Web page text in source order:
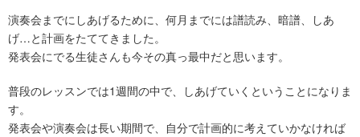
演奏会までにしあげるために、何月までには譜読み、暗譜、しあ
げ…と計画をたててきました。
発表会にでる生徒さんも今その真っ最中だと思います。
普段のレッスンでは1週間の中で、しあげていくということになりま
す。
発表会や演奏会は長い期間で、自分で計画的に考えていかなければ